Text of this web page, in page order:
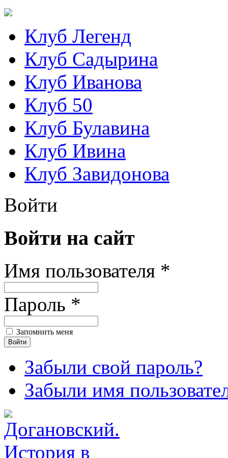
Клуб Легенд
Клуб Садырина
Клуб Иванова
Клуб 50
Клуб Булавина
Клуб Ивина
Клуб Завидонова
Войти
Войти на сайт
Имя пользователя *
Пароль *
Запомнить меня
Забыли свой пароль?
Забыли имя